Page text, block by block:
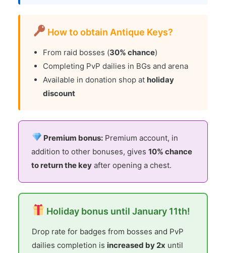
How to obtain Antique Keys?
From raid bosses (30% chance)
Completing PvP dailies in BGs and arena
Available in donation shop at holiday
discount
Premium bonus: Premium account, in
addition to other bonuses, gives 10% chance
to return the key after opening a chest.
Holiday bonus until January 11th!
Drop rate for badges from bosses and PvP
dailies completion is increased by 2x until